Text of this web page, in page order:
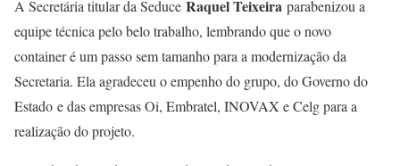
A Secretária titular da Seduce Raquel Teixeira parabenizou a
equipe técnica pelo belo trabalho, lembrando que o novo
container é um passo sem tamanho para a modernização da
Secretaria. Ela agradeceu o empenho do grupo, do Governo do
Estado e das empresas Oi, Embratel, INOVAX e Celg para a
realização do projeto.